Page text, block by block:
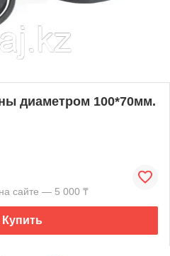
диаметром 100*70мм.
сайте — 5 000 ₸
Купить